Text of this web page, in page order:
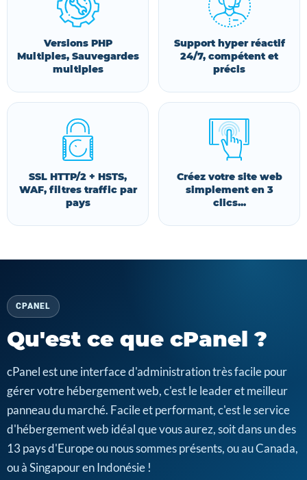
Versions PHP
Multiples, Sauvegardes
multiples
Support hyper réactif
24/7, compétent et
précis
SSL HTTP/2 + HSTS,
WAF, filtres traffic par
pays
Créez votre site web
simplement en 3
clics...
CPANEL
Qu'est ce que cPanel ?
cPanel est une interface d'administration très facile pour
gérer votre hébergement web, c'est le leader et meilleur
panneau du marché. Facile et performant, c'est le service
d'hébergement web idéal que vous aurez, soit dans un des
13 pays d'Europe ou nous sommes présents, ou au Canada,
ou à Singapour en Indonésie !